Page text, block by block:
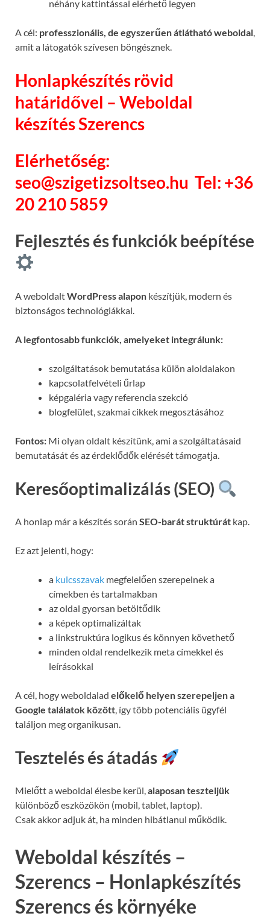
néhány kattintással elérhető legyen
A cél: professzionális, de egyszerűen átlátható weboldal,
amit a látogatók szívesen böngésznek.
Honlapkészítés rövid
határidővel – Weboldal
készítés Szerencs
Elérhetőség:
seo@szigetizsoltseo.hu Tel: +36
20 210 5859
Fejlesztés és funkciók beépítése
A weboldaltWordPress alapon készítjük, modern és
biztonságos technológiákkal.
A legfontosabb funkciók, amelyeket integrálunk:
szolgáltatások bemutatása külön aloldalakon
kapcsolatfelvételi űrlap
képgaléria vagy referencia szekció
blogfelület, szakmai cikkek megosztásához
Fontos: Mi olyan oldalt készítünk, ami a szolgáltatásaid
bemutatását és az érdeklődők elérését támogatja.
Keresőoptimalizálás (SEO)
A honlap már a készítés során SEO-barát struktúrát kap.
Ez azt jelenti, hogy:
a kulcsszavak megfelelően szerepelnek a
címekben és tartalmakban
az oldal gyorsan betöltődik
a képek optimalizáltak
a linkstruktúra logikus és könnyen követhető
minden oldal rendelkezik meta címekkel és
leírásokkal
A cél, hogy weboldalad előkelő helyen szerepeljen a
Google találatok között, így több potenciális ügyfél
találjon meg organikusan.
Tesztelés és átadás
Mielőtt a weboldal élesbe kerül,alaposan teszteljük
különböző eszközökön (mobil, tablet, laptop).
Csak akkor adjuk át, ha minden hibátlanul működik.
Weboldal készítés –
Szerencs – Honlapkészítés
Szerencs és környéke